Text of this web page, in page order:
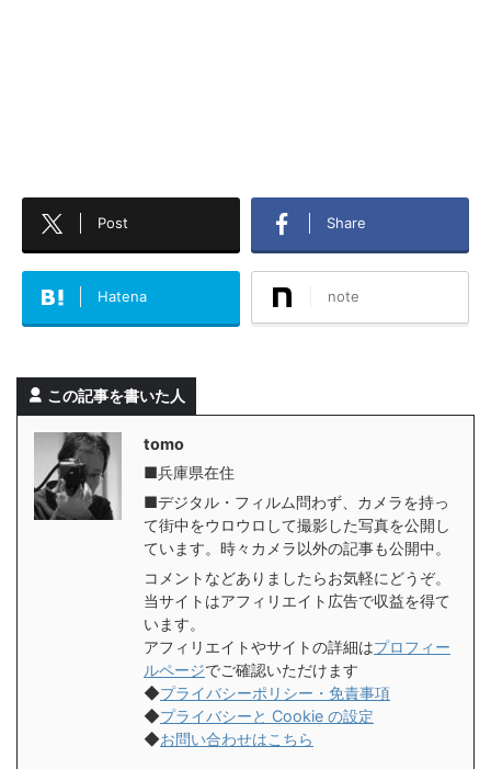
Post Share
Hatena note
この記事を書いた人
tomo
■兵庫県在住
■デジタル・フィルム問わず、カメラを持っ
て街中をウロウロして撮影した写真を公開し
ています。時々カメラ以外の記事も公開中。
コメントなどありましたらお気軽にどうぞ。
当サイトはアフィリエイト広告で収益を得て
います。
アフィリエイトやサイトの詳細はプロフィー
ルページでご確認いただけます
◆プライバシーポリシー・免責事項
◆プライバシーと Cookie の設定
◆お問い合わせはこちら